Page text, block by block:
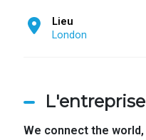
Lieu
London
L'entreprise
We connect the world,